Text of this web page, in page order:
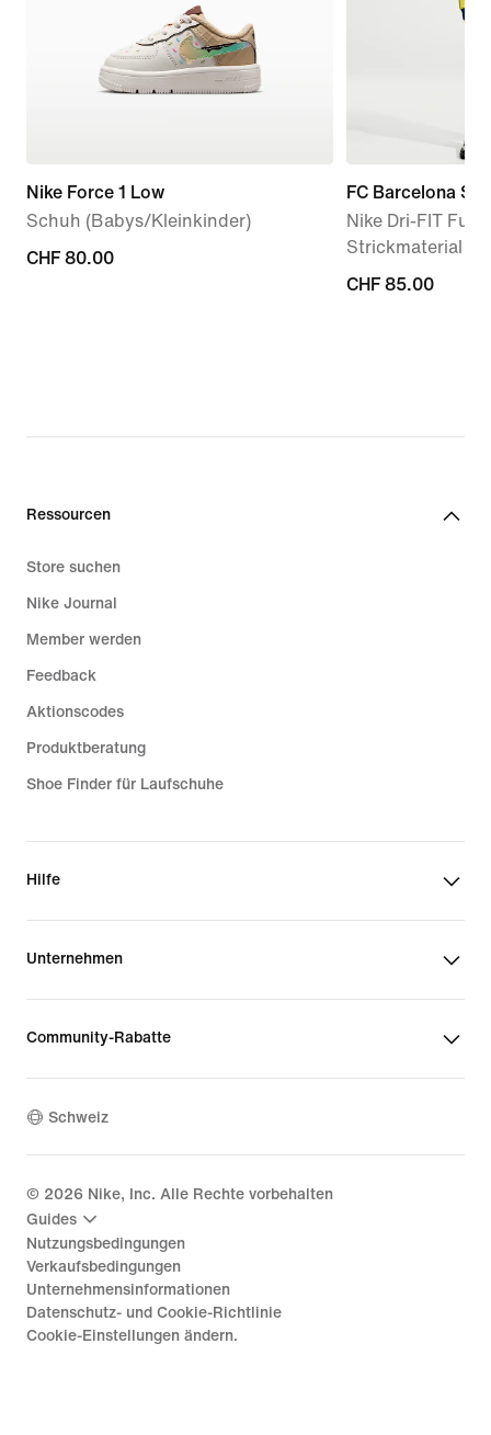
Nike Force 1 Low
Schuh (Babys/Kleinkinder)
CHF 80.00
CHF 80.00
FC Barcelona
Nike Dri-FIT
Strickmaterial
CHF 85.00
CHF 85.00
Ressourcen
Store suchen
Nike Journal
Member werden
Feedback
Aktionscodes
Produktberatung
Shoe Finder für Laufschuhe
Hilfe
Unternehmen
Community-Rabatte
Schweiz
© 2026 Nike, Inc. Alle Rechte vorbehalten
Guides
Nutzungsbedingungen
Verkaufsbedingungen
Unternehmensinformationen
Datenschutz- und Cookie-Richtlinie
Cookie-Einstellungen ändern.